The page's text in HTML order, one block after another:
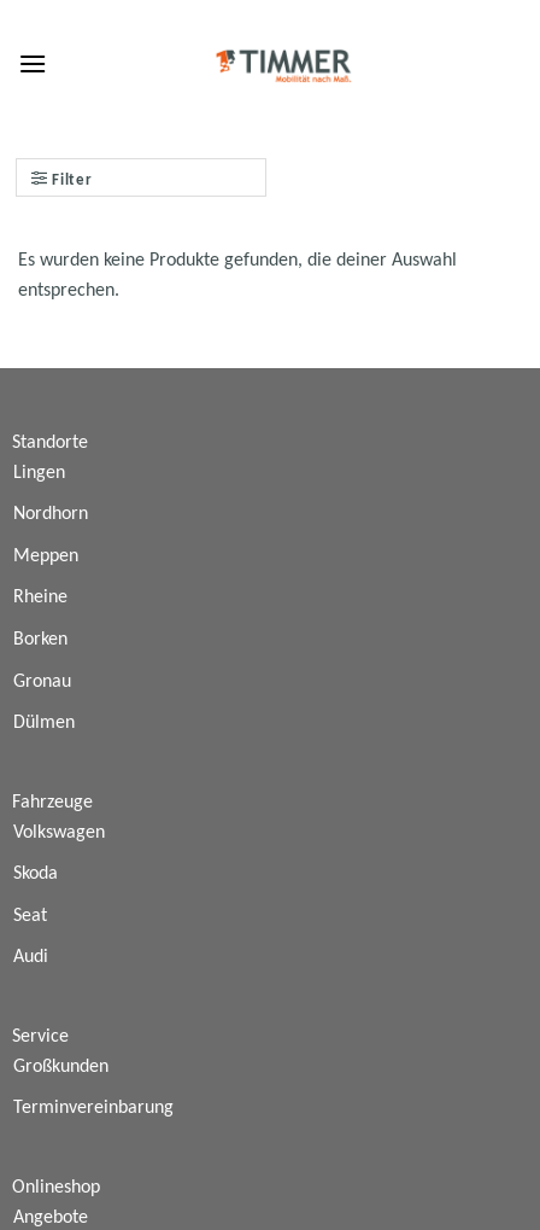
content
Filter
Es wurden keine Produkte gefunden, die deiner Auswahl
entsprechen.
Standorte
Lingen
Nordhorn
Meppen
Rheine
Borken
Gronau
Dülmen
Fahrzeuge
Volkswagen
Skoda
Seat
Audi
Service
Großkunden
Terminvereinbarung
Onlineshop
Angebote